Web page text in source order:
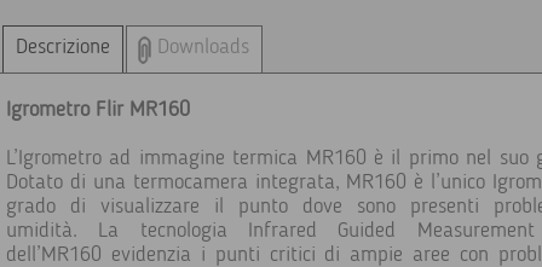
Descrizione Downloads
Igrometro Flir MR160
L’Igrometro ad immagine termica MR160 è il primo nel suo
Dotato di una termocamera integrata, MR160 è l’unico
grado di visualizzare il punto dove sono presenti
umidità. La tecnologia Infrared Guided Measurement
dell’MR160 evidenzia i punti critici di ampie aree con